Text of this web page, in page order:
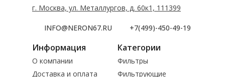
Информация Категории
Фильтры
Доставка и оплата
О компании
INFO@NERON67.RU +7(499)-450-49-19
Фильтрующие
г. Москва, ул. Металлургов, д. 60к1, 111399